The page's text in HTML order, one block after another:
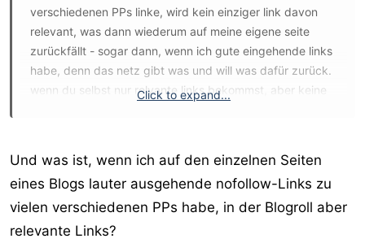
verschiedenen PPs linke, wird kein einziger link davon
relevant, was dann wiederum auf meine eigene seite
zurückfällt - sogar dann, wenn ich gute eingehende links
habe, denn das netz gibt was und will was dafür zurück.
wenn du selbst nur relvante links bekommst, aber keine
danach wieder in den keller gehen.
Click to expand...
Und was ist, wenn ich auf den einzelnen Seiten
eines Blogs lauter ausgehende nofollow-Links zu
vielen verschiedenen PPs habe, in der Blogroll aber
relevante Links?